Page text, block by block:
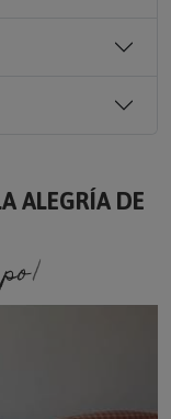
ALEGRÍA DE
soy